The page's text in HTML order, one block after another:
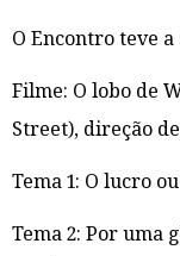
O Encontro teve
Filme: O lobo de
Street), direção
Tema 1: O lucro
Tema 2: Por uma